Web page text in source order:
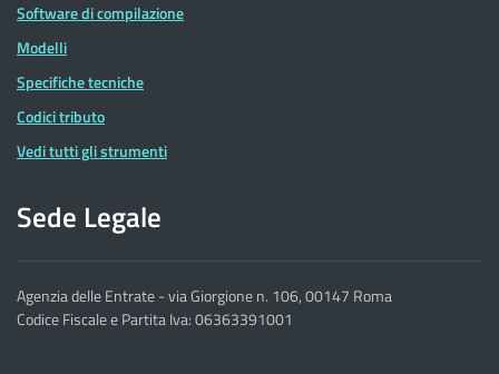
Software di compilazione
Modelli
Specifiche tecniche
Codici tributo
Vedi tutti gli strumenti
Sede Legale
Agenzia delle Entrate - via Giorgione n. 106, 00147 Roma
Codice Fiscale e Partita Iva: 06363391001